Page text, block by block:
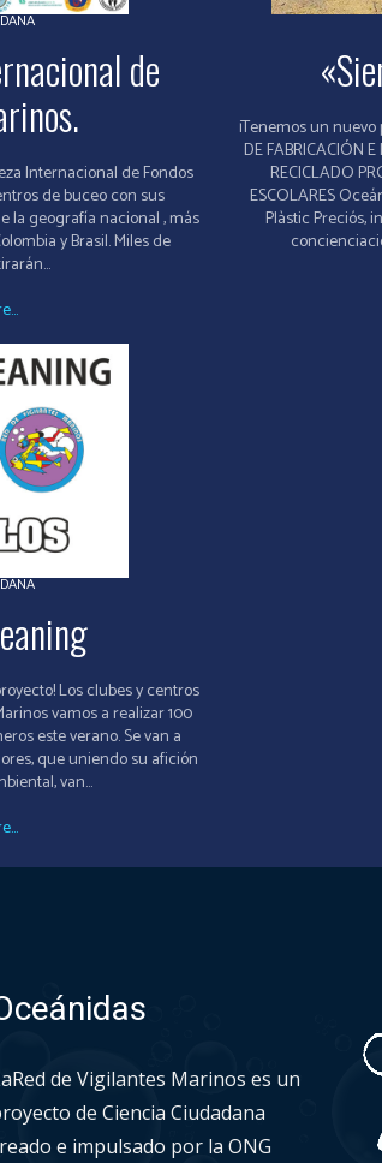
de
Internacional de Fondos
la geografía nacional , más
y Brasil. Miles de
¡Tenemos un nuevo
DE FABRICACIÓN
RECICLADO
ESCOLARES
Plàstic Preciós,
Los clubes y centros
vamos a realizar 100
este verano. Se van a
que uniendo su afición
van...
de Vigilantes Marinos es un
de Ciencia Ciudadana
e impulsado por la ONG